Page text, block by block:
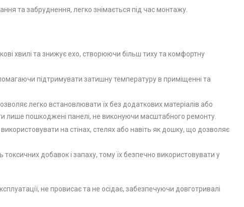
та забруднення, легко знімається під час монтажу.
хвилі та знижує ехо, створюючи більш тиху та комфортну
підтримувати затишну температуру в приміщенні та
легко встановлювати їх без додаткових матеріалів або
лише пошкоджені панелі, не виконуючи масштабного ремонту.
на стінах, стелях або навіть як дошку, що дозволяє
токсичних добавок і запаху, тому їх безпечно використовувати у
не провисає та не осідає, забезпечуючи довготривалі